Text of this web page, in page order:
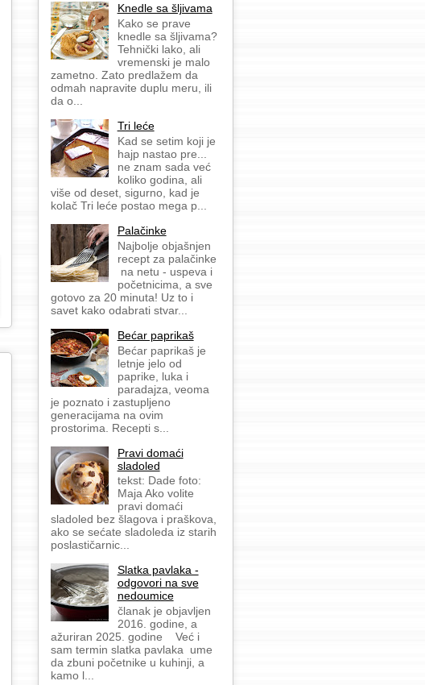
Knedle sa šljivama
Kako se prave
knedle sa šljivama?
Tehnički lako, ali
vremenski je malo
zametno. Zato predlažem da
odmah napravite duplu meru, ili
da o...
Tri leće
Kad se setim koji je
hajp nastao pre...
ne znam sada već
koliko godina, ali
više od deset, sigurno, kad je
kolač Tri leće postao mega p...
Palačinke
Najbolje objašnjen
recept za palačinke
na netu - uspeva i
početnicima, a sve
gotovo za 20 minuta! Uz to i
savet kako odabrati stvar...
Bećar paprikaš
Bećar paprikaš je
letnje jelo od
paprike, luka i
paradajza, veoma
je poznato i zastupljeno
generacijama na ovim
prostorima. Recepti s...
Pravi domaći
sladoled
tekst: Dade foto:
Maja Ako volite
pravi domaći
sladoled bez šlagova i praškova,
ako se sećate sladoleda iz starih
poslastičarnic...
Slatka pavlaka -
odgovori na sve
nedoumice
članak je objavljen
2016. godine, a
ažuriran 2025. godine Već i
sam termin slatka pavlaka ume
da zbuni početnike u kuhinji, a
kamo l...